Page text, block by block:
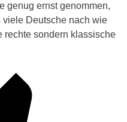
genug ernst genommen,
Deutsche nach wie
rechte sondern klassische